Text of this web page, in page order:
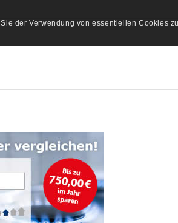
der Verwendung von essentiellen Cookies